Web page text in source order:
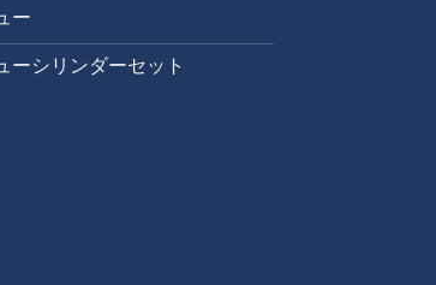
ー
ーシリンダーセット